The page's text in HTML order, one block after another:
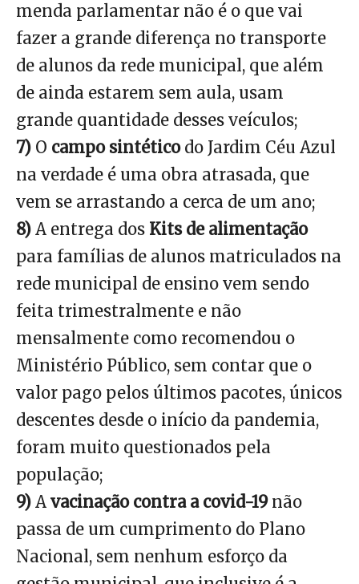
menda parlamentar não é o que vai
fazer a grande diferença no transporte
de alunos da rede municipal, que além
de ainda estarem sem aula, usam
grande quantidade desses veículos;
7) O campo sintéticodo Jardim Céu Azul
na verdade é uma obra atrasada, que
vem se arrastando a cerca de um ano;
8) A entrega dos Kits de alimentação
para famílias de alunos matriculados na
rede municipal de ensino vem sendo
feita trimestralmente e não
mensalmente como recomendou o
Ministério Público, sem contar que o
valor pago pelos últimos pacotes, únicos
descentes desde o início da pandemia,
foram muito questionados pela
população;
9) A vacinação contra a covid-19não
passa de um cumprimento do Plano
Nacional, sem nenhum esforço da